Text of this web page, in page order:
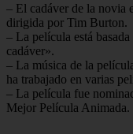
– El cadáver de la novia
dirigida por Tim Burton.
– La película está
cadáver».
– La música de la
ha trabajado en varias
– La película fue
Mejor Película Animada.